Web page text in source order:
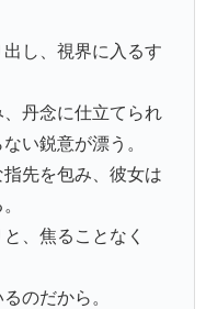
し、視界に入るす
丹念に仕立てられ
い鋭意が漂う。
先を包み、彼女は
、焦ることなく
のだから。